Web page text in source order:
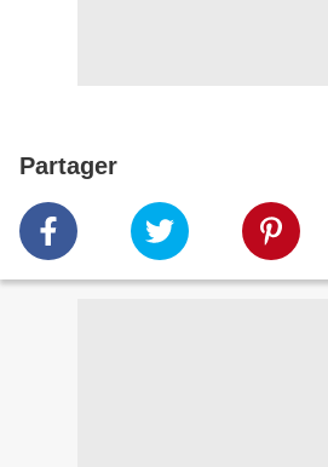
Partager